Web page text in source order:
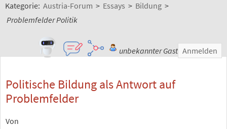
Kategorie: Austria-Forum > Essays > Bildung >
Problemfelder Politik
unbekannter Gast Anmelden
Politische Bildung als Antwort auf
Problemfelder
Von